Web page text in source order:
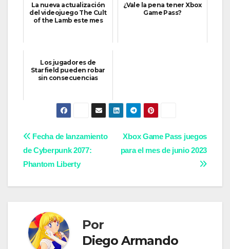
La nueva actualización
del videojuego The Cult
of the Lamb este mes
¿Vale la pena tener Xbox
Game Pass?
Los jugadores de
Starfield pueden robar
sin consecuencias
Navegación
de
entradas
Xbox Game Pass juegos
para el mes de junio 2023
Fecha de lanzamiento
de Cyberpunk 2077:
Phantom Liberty
Por
Diego Armando